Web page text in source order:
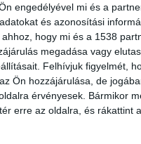
engedélyével mi és a
és azonosítási
hogy mi és a 1538
megadása vagy
Felhívjuk figyelmét,
Ön hozzájárulása, de
érvényesek. Bármikor
erre az oldalra, és rákattint
alapján a
Ehelyett